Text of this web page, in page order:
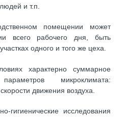
и т.п.
помещении может
всего рабочего дня, быть
одного и того же цеха.
характерно суммарное
параметров микроклимата:
движения воздуха.
гигиенические исследования